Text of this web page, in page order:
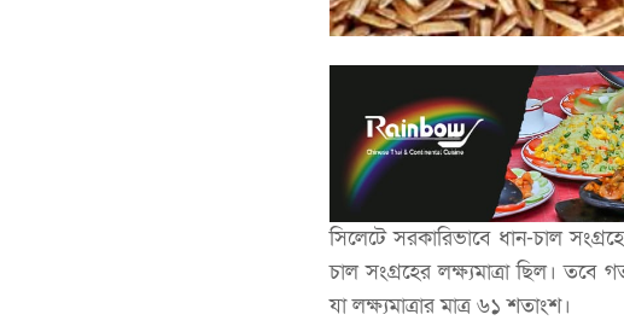
সিলেটে সরকারিভাবে ধান-চাল
চাল সংগ্রহের লক্ষ্যমাত্রা ছিল। তবে
যা লক্ষ্যমাত্রার মাত্র ৬১ শতাংশ।